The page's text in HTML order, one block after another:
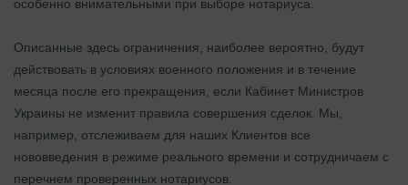
особенно внимательными при выборе нотариуса.
Описанные здесь ограничения, наиболее вероятно, будут
действовать в условиях военного положения и в течение
месяца после его прекращения, если Кабинет Министров
Украины не изменит правила совершения сделок. Мы,
например, отслеживаем для наших Клиентов все
нововведения в режиме реального времени и сотрудничаем с
перечнем проверенных нотариусов.